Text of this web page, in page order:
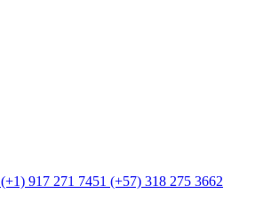
(+1) 917 271 7451 (+57) 318 275 3662